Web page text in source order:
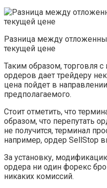
Разница между
текущей цене
Таким образом, торговля
ордеров дает трейдеру
цена пойдет в
предполагаемого.
Стоит отметить, что
образом, что перепутать
не получится, терминал
например, ордер SellStop
За установку,
ордера ни один форекс
никаких комиссий.